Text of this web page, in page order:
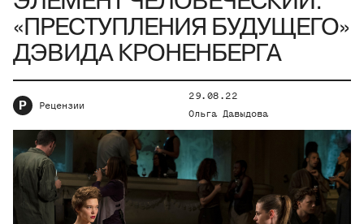
«ПРЕСТУПЛЕНИЯ БУДУЩЕГО»
ДЭВИДА КРОНЕНБЕРГА
Р Рецензии
29.08.22
Ольга Давыдова